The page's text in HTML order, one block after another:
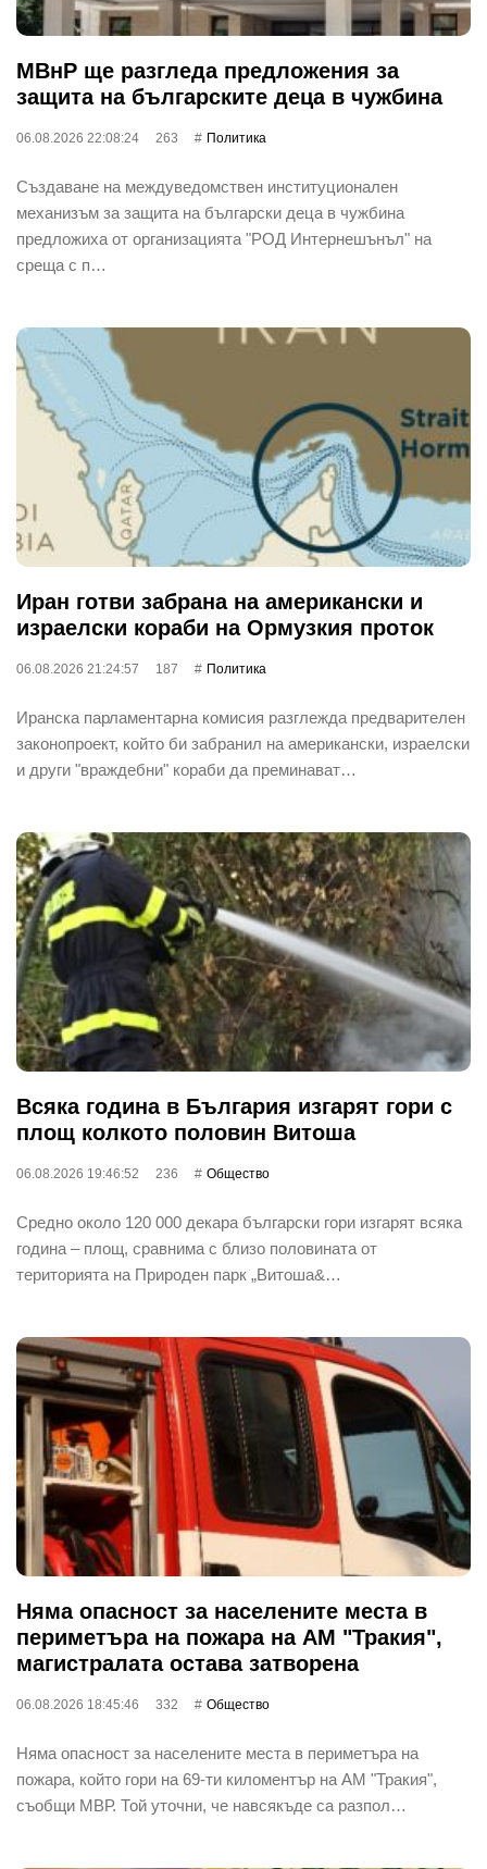
МВнР ще разгледа предложения за
защита на българските деца в чужбина
06.08.2026 22:08:24 263 Политика
Създаване на междуведомствен институционален
механизъм за защита на български деца в чужбина
предложиха от организацията "РОД Интернешънъл" на
среща с п…
Иран готви забрана на американски и
израелски кораби на Ормузкия проток
06.08.2026 21:24:57 187 Политика
Иранска парламентарна комисия разглежда предварителен
законопроект, който би забранил на американски, израелски
и други "враждебни" кораби да преминават…
Всяка година в България изгарят гори с
площ колкото половин Витоша
06.08.2026 19:46:52 236 Общество
Средно около 120 000 декара български гори изгарят всяка
година – площ, сравнима с близо половината от
територията на Природен парк „Витоша&…
Няма опасност за населените места в
периметъра на пожара на АМ "Тракия",
магистралата остава затворена
06.08.2026 18:45:46 332 Общество
Няма опасност за населените места в периметъра на
пожара, който гори на 69-ти киломентър на АМ "Тракия",
съобщи МВР. Той уточни, че навсякъде са разпол…